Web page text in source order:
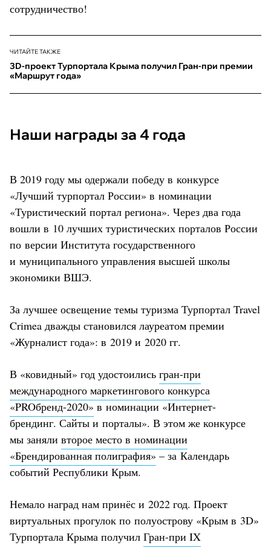
сотрудничество!
ЧИТАЙТЕ ТАКЖЕ
3D-проект Турпортала Крыма получил Гран-при премии
«Маршрут года»
Наши награды за 4 года
В 2019 году мы одержали победу в конкурсе
«Лучший турпортал России» в номинации
«Туристический портал региона». Через два года
вошли в 10 лучших туристических порталов России
по версии Института государственного
и муниципального управления высшей школы
экономики ВШЭ.
За лучшее освещение темы туризма Турпортал Travel
Crimea дважды становился лауреатом премии
«Журналист года»: в 2019 и 2020 гг.
В «ковидный» год удостоились гран-при
международного маркетингового конкурса
«PROбренд-2020» в номинации «Интернет-
брендинг. Сайты и порталы». В этом же конкурсе
мы заняли второе место в номинации
«Брендированная полиграфия» – за Календарь
событий Республики Крым.
Немало наград нам принёс и 2022 год. Проект
виртуальных прогулок по полуострову «Крым в 3D»
Турпортала Крыма получил Гран-при IX